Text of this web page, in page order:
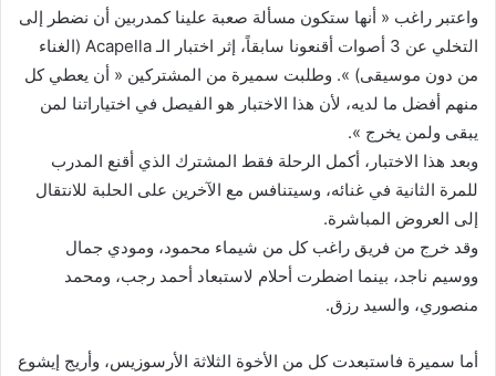
واعتبر راغب « أنها ستكون مسألة صعبة علينا كمدربين أن نضطر إلى
التخلي عن 3 أصوات أقنعونا سابقاً، إثر اختبار الـ Acapella (الغناء
من دون موسيقى) ». وطلبت سميرة من المشتركين « أن يعطي كل
منهم أفضل ما لديه، لأن هذا الاختبار هو الفيصل في اختياراتنا لمن
يبقى ولمن يخرج ».
وبعد هذا الاختبار، أكمل الرحلة فقط المشترك الذي أقنع المدرب
للمرة الثانية في غنائه، وسيتنافس مع الآخرين على الحلبة للانتقال
إلى العروض المباشرة.
وقد خرج من فريق راغب كل من شيماء محمود، ومودي جمال
ووسيم ناجد، بينما اضطرت أحلام لاستبعاد أحمد رجب، ومحمد
منصوري، والسيد رزق.
أما سميرة فاستبعدت كل من الأخوة الثلاثة الأرسوزيس، وأريج إيشوع